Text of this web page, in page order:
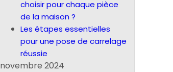
choisir pour chaque pièce
de la maison ?
Les étapes essentielles
pour une pose de carrelage
réussie
novembre 2024